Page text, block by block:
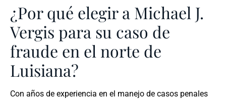
¿Por qué elegir a Michael J.
Vergis para su caso de
fraude en el norte de
Luisiana?
Con años de experiencia en el manejo de casos penales